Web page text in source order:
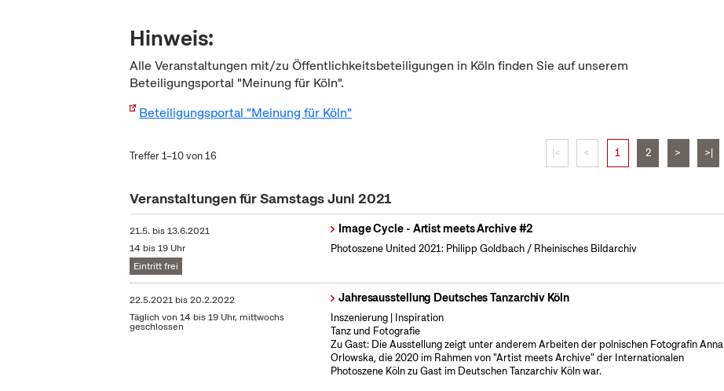
Hinweis:
Alle Veranstaltungen mit/zu Öffentlichkeitsbeteiligungen in Köln finden Sie auf unserem
Beteiligungsportal "Meinung für Köln".
Beteiligungsportal "Meinung für Köln"
Treffer 1–10 von 16 |< < 1 2 > >|
Veranstaltungen für Samstags Juni 2021
21.5. bis13.6.2021
14 bis 19 Uhr
Eintritt frei
Image Cycle - Artist meets Archive #2
Photoszene United 2021: Philipp Goldbach / Rheinisches Bildarchiv
22.5.2021 bis20.2.2022
Täglich von 14 bis 19 Uhr, mittwochs
geschlossen
Jahresausstellung Deutsches Tanzarchiv Köln
Inszenierung | Inspiration
Tanz und Fotografie
Zu Gast: Die Ausstellung zeigt unter anderem Arbeiten der polnischen Fotografin Anna
Orlowska, die 2020 im Rahmen von "Artist meets Archive" der Internationalen
Photoszene Köln zu Gast im Deutschen Tanzarchiv Köln war.